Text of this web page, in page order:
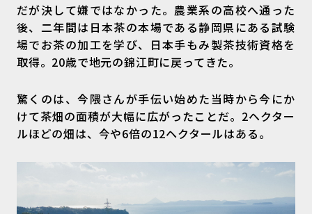
だが決して嫌ではなかった。農業系の高校へ通った
後、二年間は日本茶の本場である静岡県にある試験
場でお茶の加工を学び、日本手もみ製茶技術資格を
取得。20歳で地元の錦江町に戻ってきた。
驚くのは、今隈さんが手伝い始めた当時から今にか
けて茶畑の面積が大幅に広がったことだ。2ヘクター
ルほどの畑は、今や6倍の12ヘクタールはある。